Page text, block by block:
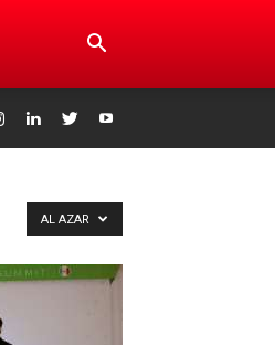
AL AZAR